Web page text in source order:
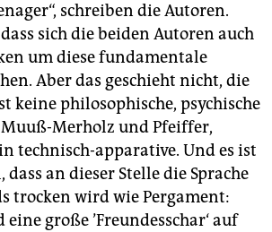
schreiben die Autoren.
sich die beiden Autoren auch
um diese fundamentale
Aber das geschieht nicht, die
keine philosophische, psychische
Merholz und Pfeiffer,
technisch-apparative. Und es ist
an dieser Stelle die Sprache
trocken wird wie Pergament:
große ’Freundesschar‘ auf